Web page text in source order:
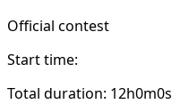
Official contest
Start time:
Total duration: 12h0m0s